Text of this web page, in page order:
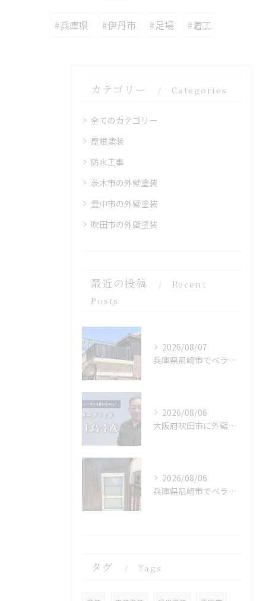
#兵庫県 #伊丹市 #足場 #着工
カテゴリー Categories
全てのカテゴリー
屋根塗装
防水工事
茨木市の外壁塗装
豊中市の外壁塗装
吹田市の外壁塗装
最近の投稿
Recent
Posts
2026/08/07
兵庫県尼崎市でベランダリフォームを完工しました。
2026/08/06
大阪府吹田市に外壁フル塗装､シーリング工事､ベランダ簡易防水工事､エアコン脱却の現地調査に行きました。
2026/08/06
兵庫県尼崎市でベランダリフォームを施工してます。
タグ Tags